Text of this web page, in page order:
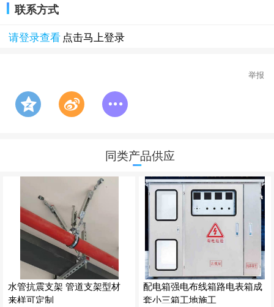
联系方式
请登录查看 点击马上登录
举报
同类产品供应
水管抗震支架 管道支架型材
来样可定制
配电箱强电布线箱路电表箱成
套小三箱工地施工